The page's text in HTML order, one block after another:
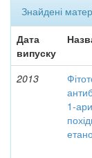
Знайдені
Дата
випуску
2013
1-